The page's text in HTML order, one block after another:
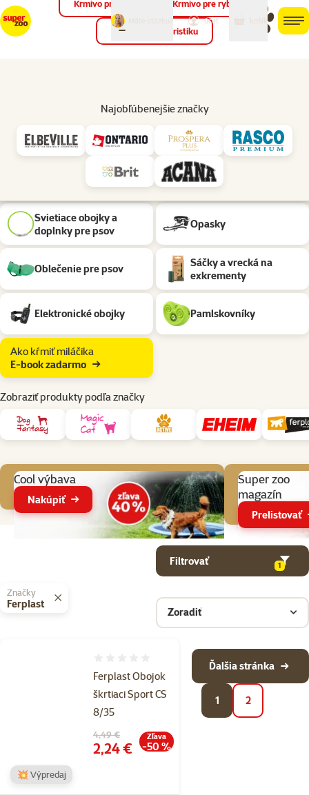
môj
účet
Krmivo pre vtáky Krmivo pre ryby
Krmivo pre teraristiku
Najobľúbenejšie značky
Potreby na venčenie psov Značky: Ferplast
Vodidlá
Obojky a adresáre
Náhubky a ohlávky
Svietiace obojky a
doplnky pre psov
Opasky
Oblečenie pre psov
Sáčky a vrecká na
exkrementy
Elektronické obojky Pamlskovníky
Ako kŕmiť miláčika
E-book zadarmo
Zobraziť produkty podľa značky
Cool výbava
Nakúpiť
Super zoo
magazín
Prelistovať
Filtrovať
1
Značky
Ferplast
Zoradiť
Produkty v kategorii Potreby na venčenie psov
Ferplast Obojok
škrtiaci Sport CS
8/35
Pôvodná cena
4,49 €
Cena
2,24 €
Zľava
-50 %
💥 Výpredaj
1 2
Ďalšia stránka